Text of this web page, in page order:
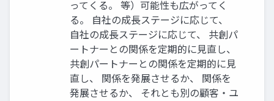
ってくる。 等）可能性も広がってく
る。 自社の成長ステージに応じて、
自社の成長ステージに応じて、 共創パ
ートナーとの関係を定期的に見直し、
共創パートナーとの関係を定期的に見
直し、 関係を発展させるか、 関係を
発展させるか、 それとも別の顧客・ユ